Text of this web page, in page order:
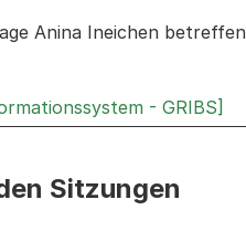
Anina Ineichen
- GRIBS]
Sitzungen
Informationen zu den